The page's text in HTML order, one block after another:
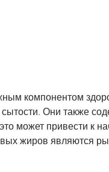
компонентом
Они также
может привести к
жиров являются